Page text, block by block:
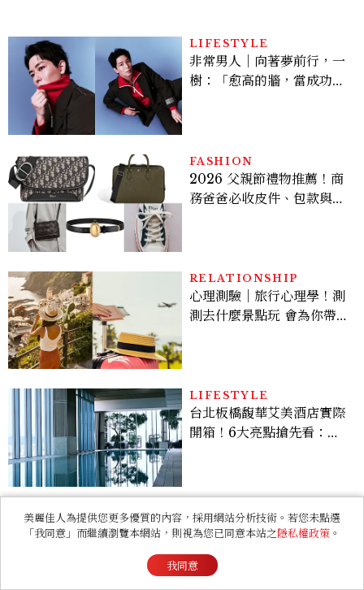
LIFESTYLE
非常男人｜向著夢前行，一
樹：「愈高的牆，當成功爬
FASHION
2026 父親節禮物推薦！商
務爸爸必收皮件、包款與鞋
RELATIONSHIP
心理測驗｜旅行心理學！測
測去什麼景點玩 會為你帶來
LIFESTYLE
台北板橋馥華艾美酒店實際
開箱！6大亮點搶先看：新
BEAUTY
大公開！新劇《給你夢想》
美麗佳人為提供您更多優質的內容，採用網站分析技術。若您未點選
「我同意」而繼續瀏覽本網站，則視為您已同意本站之隱私權政策 。
我同意